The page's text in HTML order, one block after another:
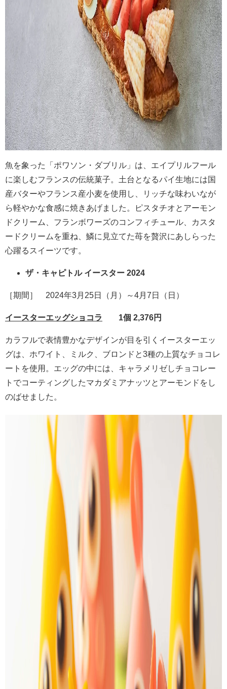
魚を象った「ポワソン・ダブリル」は、エイプリルフール
に楽しむフランスの伝統菓子。土台となるパイ生地には国
産バターやフランス産小麦を使用し、リッチな味わいなが
ら軽やかな食感に焼きあげました。ピスタチオとアーモン
ドクリーム、フランボワーズのコンフィチュール、カスタ
ードクリームを重ね、鱗に見立てた苺を贅沢にあしらった
心躍るスイーツです。
ザ・キャピトル イースター 2024
［期間］ 2024年3月25日（月）～4月7日（日）
イースターエッグショコラ 1個 2,376円
カラフルで表情豊かなデザインが目を引くイースターエッ
グは、ホワイト、ミルク、ブロンドと3種の上質なチョコレ
ートを使用。エッグの中には、キャラメリゼしチョコレー
トでコーティングしたマカダミアナッツとアーモンドをし
のばせました。